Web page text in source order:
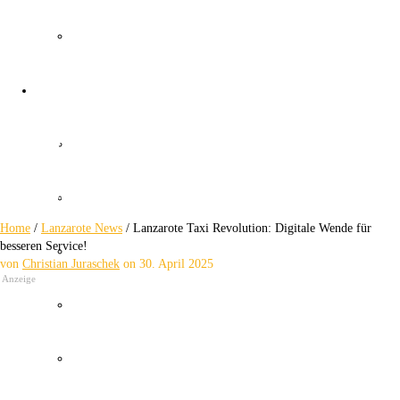
Policia Nacional Canarias
Lanzarote Taxi
Revolution
Digitale Wende für besseren Service!
Home / Lanzarote News / Lanzarote Taxi Revolution: Digitale Wende für
besseren Service!
von Christian Juraschek on 30. April 2025
Anzeige